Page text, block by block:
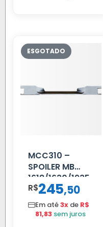
MCC310 –
SPOILER MB
1618/1630/1935
02 FAR
R$245,50
Em até3x de R$
81,83 sem juros